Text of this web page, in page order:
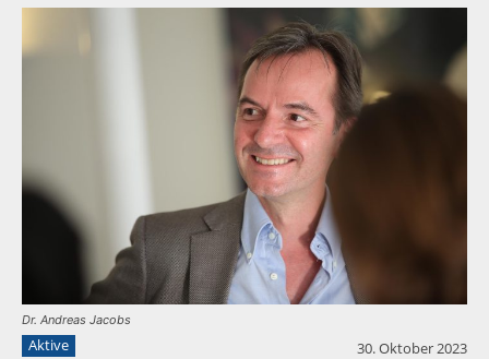
Dr. Andreas Jacobs
Aktive 30. Oktober 2023